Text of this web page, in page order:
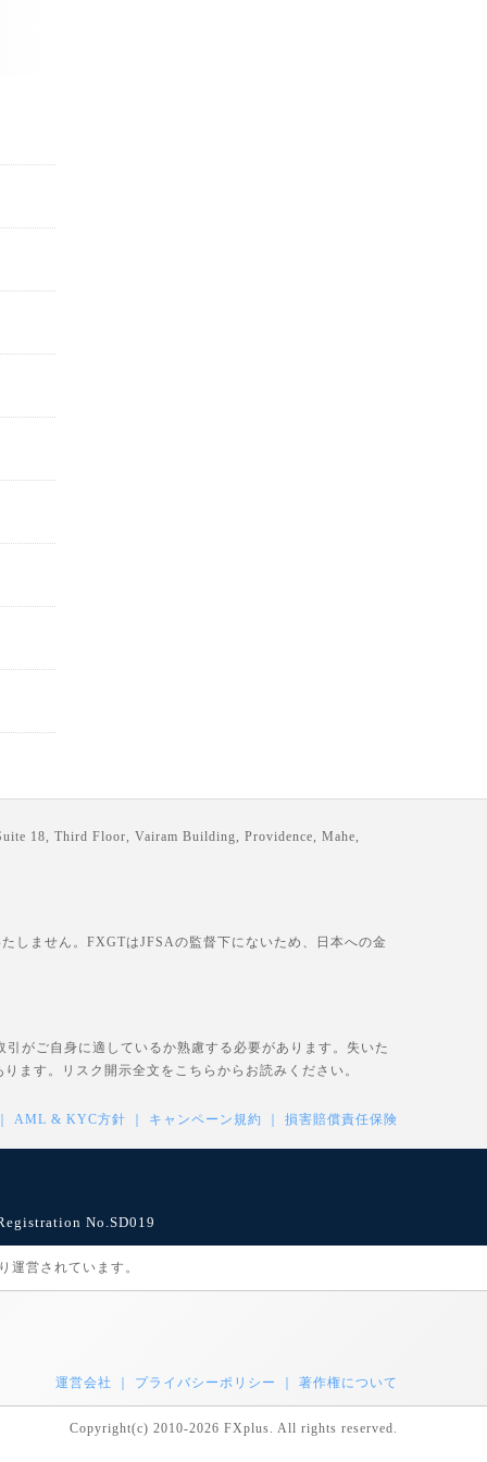
18, Third Floor, Vairam Building, Providence, Mahe,
しません。FXGTはJFSAの監督下にないため、日本への金
がご自身に適しているか熟慮する必要があります。失いた
ます。リスク開示全文を こちら からお読みください。
AML & KYC方針 キャンペーン規約 損害賠償責任保険
No.SD019
営されています。
運営会社 プライバシーポリシー 著作権について
Copyright(c) 2010-2026 FXplus. All rights reserved.